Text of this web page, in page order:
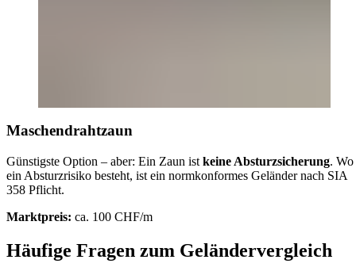
Maschendrahtzaun
Günstigste Option – aber: Ein Zaun ist keine Absturzsicherung. Wo
ein Absturzrisiko besteht, ist ein normkonformes Geländer nach SIA
358 Pflicht.
Marktpreis: ca. 100 CHF/m
Häufige Fragen zum Geländervergleich